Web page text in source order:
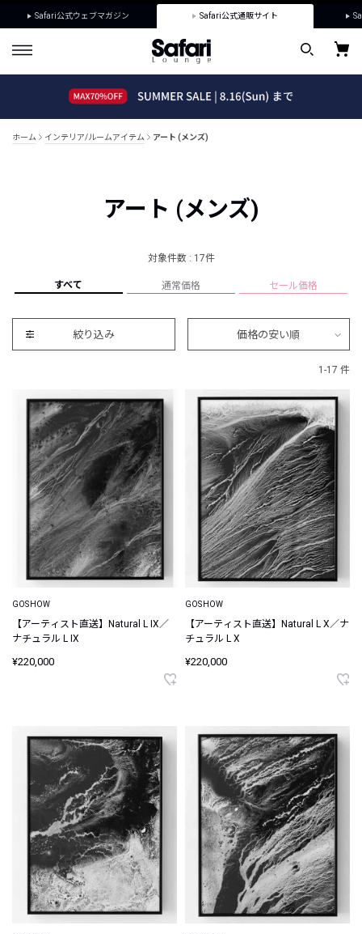
Safari公式ウェブマガジン Safari公式通販サイト
ホーム インテリア/ルームアイテム アート (メンズ)
アート (メンズ)
対象件数 : 17件
すべて 通常価格 セール価格
絞り込み 価格の安い順
1-17 件
GOSHOW
【アーティスト直送】Natural L IX／
ナチュラル L IX
¥220,000
GOSHOW
【アーティスト直送】Natural L X／ナ
チュラル L X
¥220,000